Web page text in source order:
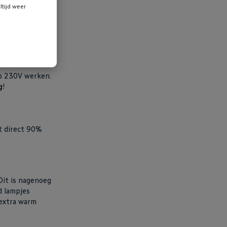
weer
25% terug
230V werken.
!
direct 90%
is nagenoeg
lampjes
warm